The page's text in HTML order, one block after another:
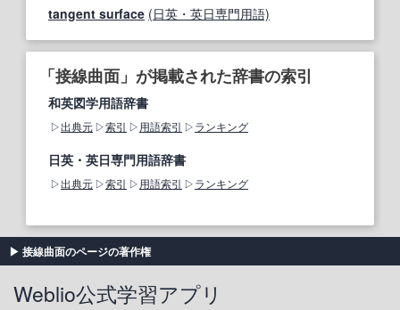
tangent surface (日英・英日専門用語)
「接線曲面」が掲載された辞書の索引
和英図学用語辞書
出典元 索引 用語索引 ランキング
日英・英日専門用語辞書
出典元 索引 用語索引 ランキング
接線曲面のページの著作権
Weblio公式学習アプリ